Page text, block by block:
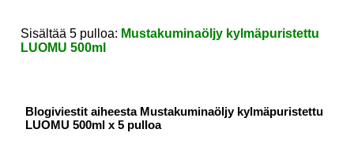
Sisältää 5 pulloa: Mustakuminaöljy kylmäpuristettu
LUOMU 500ml
Blogiviestit aiheesta Mustakuminaöljy kylmäpuristettu
LUOMU 500ml x 5 pulloa